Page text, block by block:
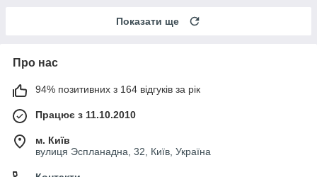
Показати ще
Про нас
94% позитивних з 164 відгуків за рік
Працює з 11.10.2010
м. Київ
вулиця Эспланадна, 32, Київ, Україна